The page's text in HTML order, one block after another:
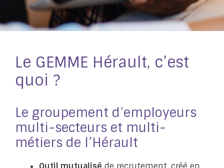
Le GEMME Hérault, c’est
quoi ?
Le groupement d’employeurs
multi-secteurs et multi-
métiers de l’Hérault